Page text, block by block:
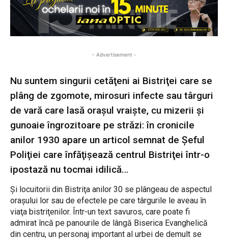
- Advertisement -
Nu suntem singurii cetăţeni ai Bistriţei care se
plâng de zgomote, mirosuri infecte sau târguri
de vară care lasă oraşul vraişte, cu mizerii şi
gunoaie îngrozitoare pe străzi: în cronicile
anilor 1930 apare un articol semnat de Şeful
Poliţiei care înfăţişează centrul Bistriţei într-o
ipostază nu tocmai idilică…
Şi locuitorii din Bistriţa anilor 30 se plângeau de aspectul
oraşului lor sau de efectele pe care târgurile le aveau în
viaţa bistriţenilor. Într-un text savuros, care poate fi
admirat încă pe panourile de lângă Biserica Evanghelică
din centru, un personaj important al urbei de demult se